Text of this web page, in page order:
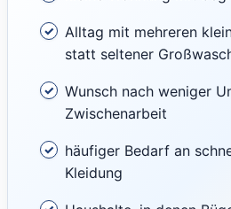
Alltag mit mehreren
statt seltener
Wunsch nach weniger
Zwischenarbeit
häufiger Bedarf an
Kleidung